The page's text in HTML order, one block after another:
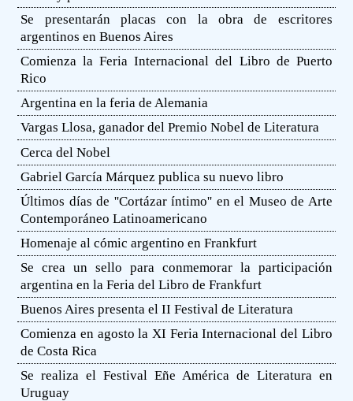
Se presentarán placas con la obra de escritores
argentinos en Buenos Aires
Comienza la Feria Internacional del Libro de Puerto
Rico
Argentina en la feria de Alemania
Vargas Llosa, ganador del Premio Nobel de Literatura
Cerca del Nobel
Gabriel García Márquez publica su nuevo libro
Últimos días de ''Cortázar íntimo'' en el Museo de Arte
Contemporáneo Latinoamericano
Homenaje al cómic argentino en Frankfurt
Se crea un sello para conmemorar la participación
argentina en la Feria del Libro de Frankfurt
Buenos Aires presenta el II Festival de Literatura
Comienza en agosto la XI Feria Internacional del Libro
de Costa Rica
Se realiza el Festival Eñe América de Literatura en
Uruguay